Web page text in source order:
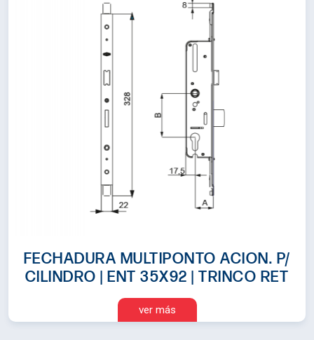
FECHADURA MULTIPONTO ACION. P/
CILINDRO | ENT 35X92 | TRINCO RET
ver más